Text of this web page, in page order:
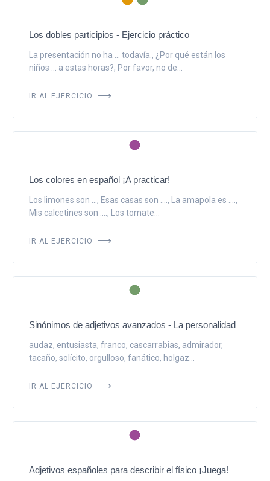
Los dobles participios - Ejercicio práctico
La presentación no ha ... todavía., ¿Por qué están los
niños ... a estas horas?, Por favor, no de...
IR AL EJERCICIO
Los colores en español ¡A practicar!
Los limones son ..., Esas casas son ...., La amapola es ....,
Mis calcetines son ...., Los tomate...
IR AL EJERCICIO
Sinónimos de adjetivos avanzados - La personalidad
audaz, entusiasta, franco, cascarrabias, admirador,
tacaño, solícito, orgulloso, fanático, holgaz...
IR AL EJERCICIO
Adjetivos españoles para describir el físico ¡Juega!